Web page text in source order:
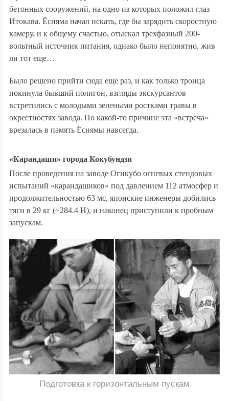
бетонных сооружений, на одно из которых положил глаз
Итокава. Ёсияма начал искать, где бы зарядить скоростную
камеру, и к общему счастью, отыскал трехфазный 200-
вольтный источник питания, однако было непонятно, жив
ли тот еще…
Было решено прийти сюда еще раз, и как только троица
покинула бывший полигон, взгляды экскурсантов
встретились с молодыми зелеными ростками травы в
окрестностях завода. По какой-то причине эта «встреча»
врезалась в память Ёсиямы навсегда.
«Карандаши» города Кокубундзи
После проведения на заводе Огикубо огневых стендовых
испытаний «карандашиков» под давлением 112 атмосфер и
продолжительностью 63 мс, японские инженеры добились
тяги в 29 кг (~284.4 Н), и наконец приступили к пробным
запускам.
Подготовка к горизонтальным пускам